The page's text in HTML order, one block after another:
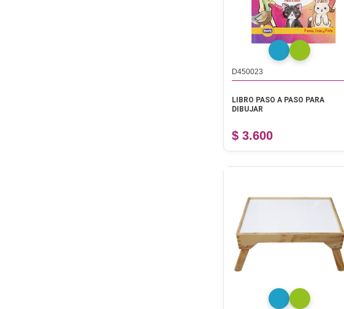
D450023
LIBRO PASO A PASO PARA
DIBUJAR
$ 3.600